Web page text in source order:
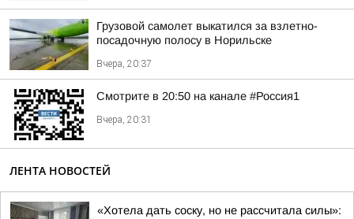
Грузовой самолет выкатился за взлетно-
посадочную полосу в Норильске
Вчера, 20:37
Смотрите в 20:50 на канале #Россия1
Вчера, 20:31
ЛЕНТА НОВОСТЕЙ
«Хотела дать соску, но не рассчитала силы»: